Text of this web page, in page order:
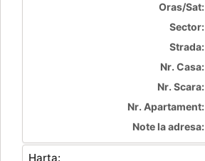
Oras/Sat:
Sector:
Strada:
Nr. Casa:
Nr. Scara:
Nr. Apartament:
Note la adresa:
Harta: